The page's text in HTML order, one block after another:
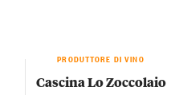
PRODUTTORE DI VINO
Cascina Lo Zoccolaio